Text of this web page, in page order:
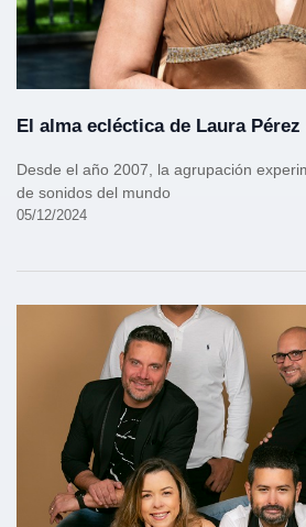
El alma ecléctica de Laura
Desde el año 2007, la agrupación
de sonidos del mundo
05/12/2024